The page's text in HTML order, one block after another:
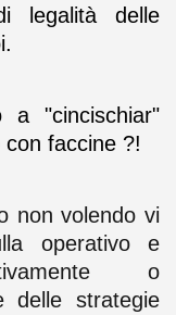
legalità delle
a "cincischiar"
faccine ?!
non volendo vi
operativo e
o
delle strategie